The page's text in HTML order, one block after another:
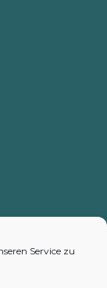
Service zu